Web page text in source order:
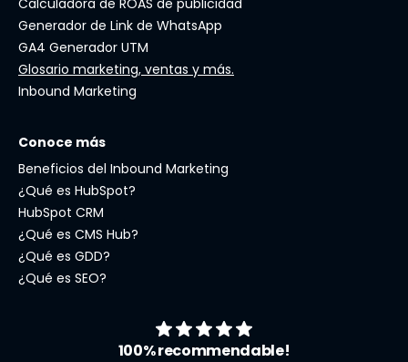
Generador de Link de WhatsApp
GA4 Generador UTM
Glosario marketing, ventas y más.
Inbound Marketing
Conoce más
Beneficios del Inbound Marketing
¿Qué es HubSpot?
HubSpot CRM
¿Qué es CMS Hub?
¿Qué es GDD?
¿Qué es SEO?
100% recommendable!